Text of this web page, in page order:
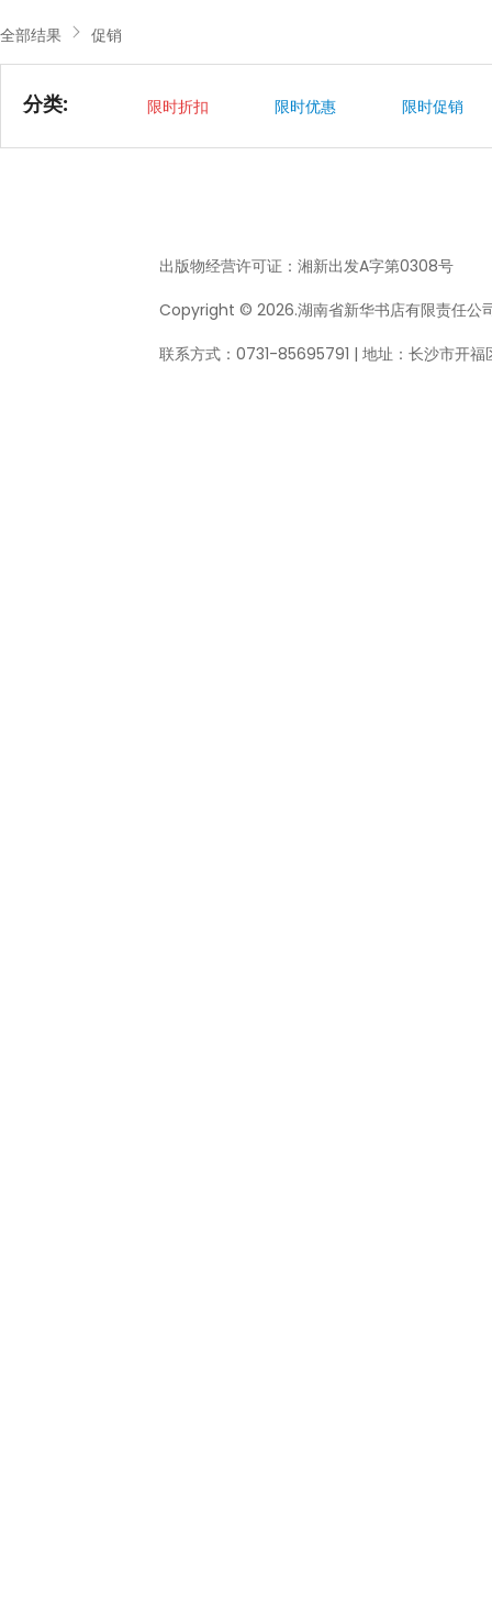
全部结果 促销
分类: 限时折扣 限时优惠 限时促销
出版物经营许可证： 湘新出发A字第0308号
Copyright © 2026.湖南省新华书店有限责任公
联系方式：0731-85695791 | 地址：长沙市开